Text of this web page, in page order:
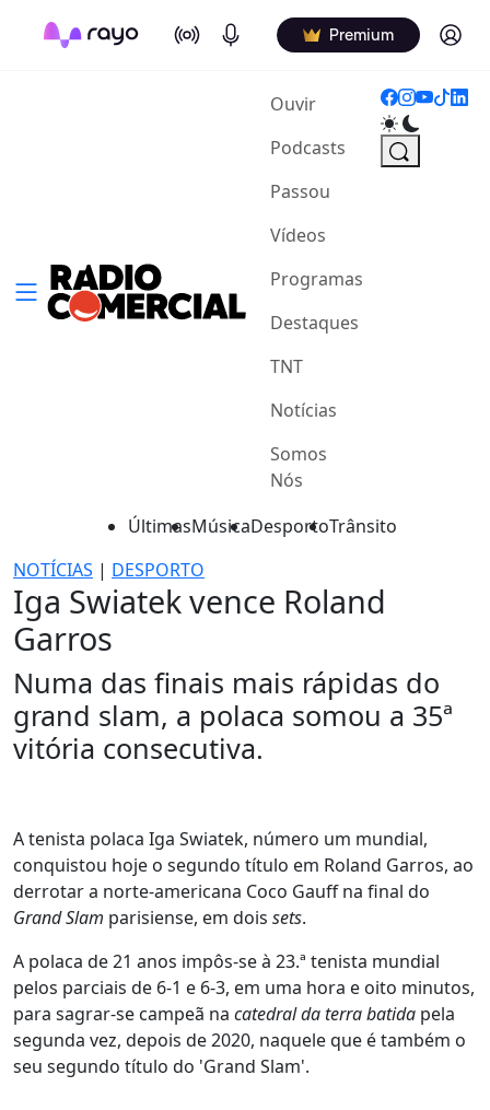
On Air Podcasts Premium Log in
Ouvir(current)
Podcasts
Passou
Vídeos
Programas
Destaques
TNT
Notícias
Somos
Nós
ÚltimasMúsicaDesportoTrânsito
NOTÍCIAS | DESPORTO
Iga Swiatek vence Roland
Garros
Numa das finais mais rápidas do
grand slam, a polaca somou a 35ª
vitória consecutiva.
A tenista polaca Iga Swiatek, número um mundial,
conquistou hoje o segundo título em Roland Garros, ao
derrotar a norte-americana Coco Gauff na final do
Grand Slam parisiense, em dois sets.
A polaca de 21 anos impôs-se à 23.ª tenista mundial
pelos parciais de 6-1 e 6-3, em uma hora e oito minutos,
para sagrar-se campeã na catedral da terra batida pela
segunda vez, depois de 2020, naquele que é também o
seu segundo título do 'Grand Slam'.